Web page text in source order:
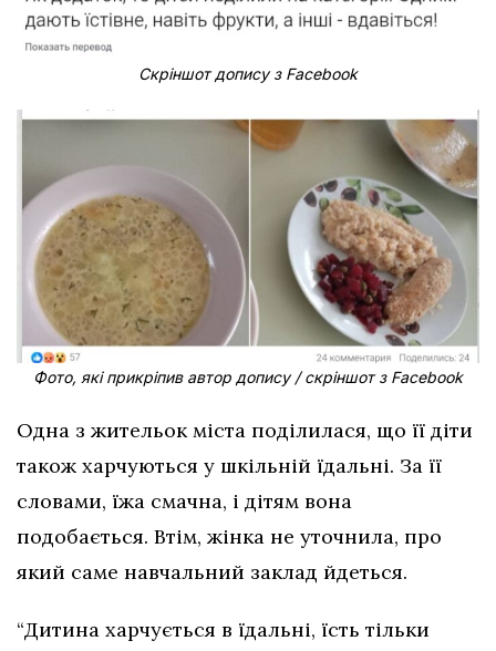
Скріншот допису з Facebook
Фото, які прикріпив автор допису / скріншот з Facebook
Одна з жительок міста поділилася, що її діти
також харчуються у шкільній їдальні. За її
словами, їжа смачна, і дітям вона
подобається. Втім, жінка не уточнила, про
який саме навчальний заклад йдеться.
“Дитина харчується в їдальні, їсть тільки